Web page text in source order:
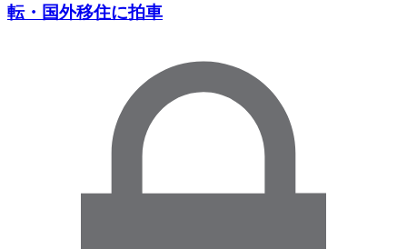
転・国外移住に拍車